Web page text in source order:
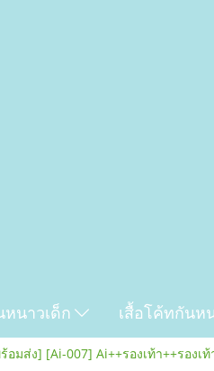
หนาวเด็ก เสื้อโค้ทกันห
อมส่ง] [Ai-007] Ai++รองเท้า++รองเ